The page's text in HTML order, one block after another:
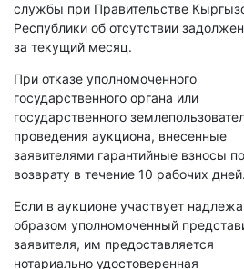
службы при Правительстве
Республики об отсутствии
за текущий месяц.
При отказе уполномоченного
государственного органа или
государственного
проведения аукциона, внесенные
заявителями гарантийные взносы
возврату в течение 10 рабочих дней.
Если в аукционе участвует
образом уполномоченный
заявителя, им предоставляется
нотариально удостоверенная